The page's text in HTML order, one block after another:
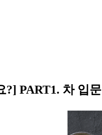
?] PART1. 차 입문